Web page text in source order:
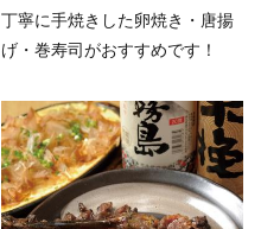
丁寧に手焼きした卵焼き・唐揚
げ・巻寿司がおすすめです！